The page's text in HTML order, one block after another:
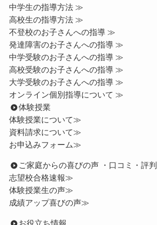
中学生の指導方法 ≫
高校生の指導方法 ≫
不登校のお子さんへの指導 ≫
発達障害のお子さんへの指導 ≫
中学受験のお子さんへの指導 ≫
高校受験のお子さんへの指導 ≫
大学受験のお子さんへの指導 ≫
オンライン個別指導について ≫
体験授業
体験授業について≫
資料請求について≫
お申込みフォーム≫
ご家庭からの喜びの声 ・口コミ・評判
志望校合格速報≫
体験授業生の声≫
成績アップ喜びの声≫
お役立ち情報